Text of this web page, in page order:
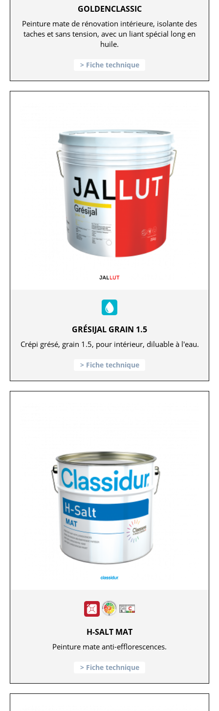
GOLDENCLASSIC
Peinture mate de rénovation intérieure, isolante des
taches et sans tension, avec un liant spécial long en
huile.
Fiche technique
GRÉSIJAL GRAIN 1.5
Crépi grésé, grain 1.5, pour intérieur, diluable à l'eau.
Fiche technique
H-SALT MAT
Peinture mate anti-efflorescences.
Fiche technique